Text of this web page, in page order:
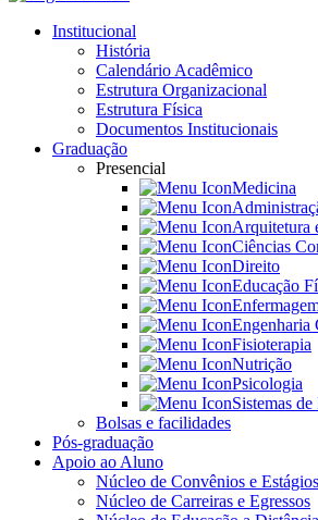
Institucional
História
Calendário Acadêmico
Estrutura Organizacional
Estrutura Física
Documentos Institucionais
Graduação
Presencial
Medicina
Arquitetura
Ciências
Direito
Educação
Engenharia
Fisioterapia
Nutrição
Psicologia
Sistemas
Bolsas e facilidades
Pós-graduação
Apoio ao Aluno
Núcleo de Convênios e Estágios
Núcleo de Carreiras e Egressos